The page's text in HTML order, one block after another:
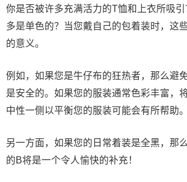
你是否被许多充满活力的T恤和上衣所吸
多是单色的？当您戴自己的包着装时，这
的意义。
例如，如果您是牛仔布的狂热者，那么避
是安全的。如果您的服装通常色彩丰富，
中性一侧以平衡您的服装可能会有所帮助。
另一方面，如果您的日常着装是全黑，那
的B将是一个令人愉快的补充！